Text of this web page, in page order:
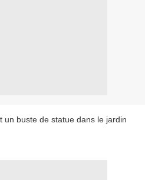
un buste de statue dans le jardin